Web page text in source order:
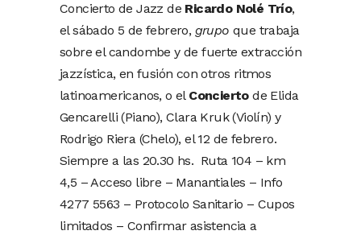
Concierto de Jazz de Ricardo Nolé Trío,
el sábado 5 de febrero, grupo que trabaja
sobre el candombe y de fuerte extracción
jazzística, en fusión con otros ritmos
latinoamericanos, o el Conciertode Elida
Gencarelli (Piano), Clara Kruk (Violín) y
Rodrigo Riera (Chelo), el 12 de febrero.
Siempre a las 20.30 hs. Ruta 104 – km
4,5 – Acceso libre – Manantiales – Info
4277 5563 – Protocolo Sanitario – Cupos
limitados – Confirmar asistencia a